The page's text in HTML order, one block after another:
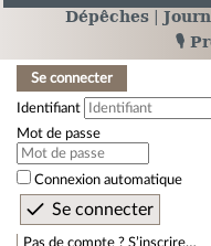
Dépêches
🎙️
Se connecter
Identifiant
Mot de passe
Connexion automatique
Pas de compte ? S’inscrire…